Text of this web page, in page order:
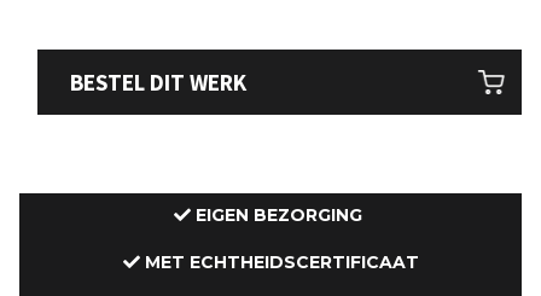
BESTEL DIT WERK
EIGEN BEZORGING
MET ECHTHEIDSCERTIFICAAT